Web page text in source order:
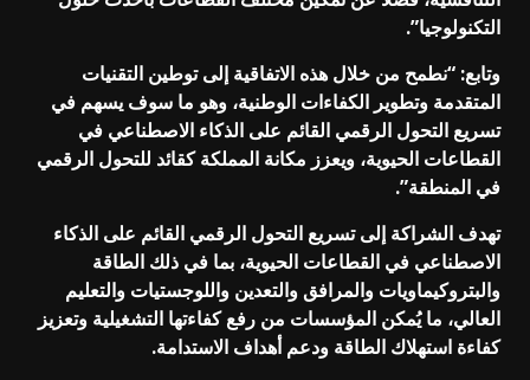
التكنولوجيا”.
وتابع: “نطمح من خلال هذه الاتفاقية إلى توطين التقنيات
المتقدمة وتطوير الكفاءات الوطنية، وهو ما سوف يسهم في
تسريع التحول الرقمي القائم على الذكاء الاصطناعي في
القطاعات الحيوية، ويعزز مكانة المملكة كقائد للتحول الرقمي
في المنطقة”.
تهدف الشراكة إلى تسريع التحول الرقمي القائم على الذكاء
الاصطناعي في القطاعات الحيوية، بما في ذلك الطاقة
والبتروكيماويات والمرافق والتعدين واللوجستيات والتعليم
العالي، ما يُمكن المؤسسات من رفع كفاءتها التشغيلية وتعزيز
كفاءة استهلاك الطاقة ودعم أهداف الاستدامة.